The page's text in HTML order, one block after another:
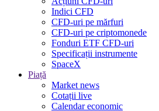
Indici CFD
CFD-uri pe mărfuri
CFD-uri pe criptomonede
Fonduri ETF CFD-uri
Specificații instrumente
SpaceX
Piață
Market news
Cotații live
Calendar economic